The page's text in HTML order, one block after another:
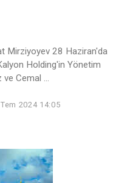
Mirziyoyev 28 Haziran'da
Holding'in Yönetim
Cemal ...
2024 14:05